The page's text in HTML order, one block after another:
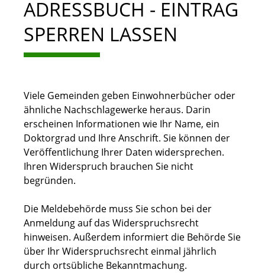
ADRESSBUCH - EINTRAG
SPERREN LASSEN
Viele Gemeinden geben Einwohnerbücher oder
ähnliche Nachschlagewerke heraus. Darin
erscheinen Informationen wie Ihr Name, ein
Doktorgrad und Ihre Anschrift. Sie können der
Veröffentlichung Ihrer Daten widersprechen.
Ihren Widerspruch brauchen Sie nicht
begründen.
Die Meldebehörde muss Sie schon bei der
Anmeldung auf das Widerspruchsrecht
hinweisen. Außerdem informiert die Behörde Sie
über Ihr Widerspruchsrecht einmal jährlich
durch ortsübliche Bekanntmachung.